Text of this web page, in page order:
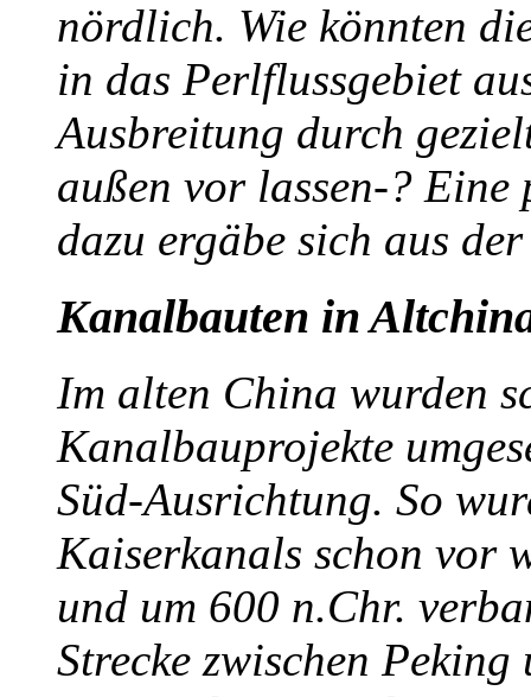
nördlich. Wie könnten
in das Perlflussgebiet
Ausbreitung durch
außen vor lassen-?
dazu ergäbe sich aus
Kanalbauten in
Im alten China wurden
Kanalbauprojekte
Süd-Ausrichtung. So
Kaiserkanals schon vor
und um 600 n.Chr.
Strecke zwischen